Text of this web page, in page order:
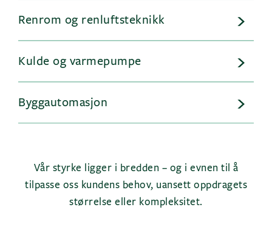
Renrom og renluftsteknikk
Kulde og varmepumpe
Byggautomasjon
Vår styrke ligger i bredden – og i evnen til å
tilpasse oss kundens behov, uansett oppdragets
størrelse eller kompleksitet.